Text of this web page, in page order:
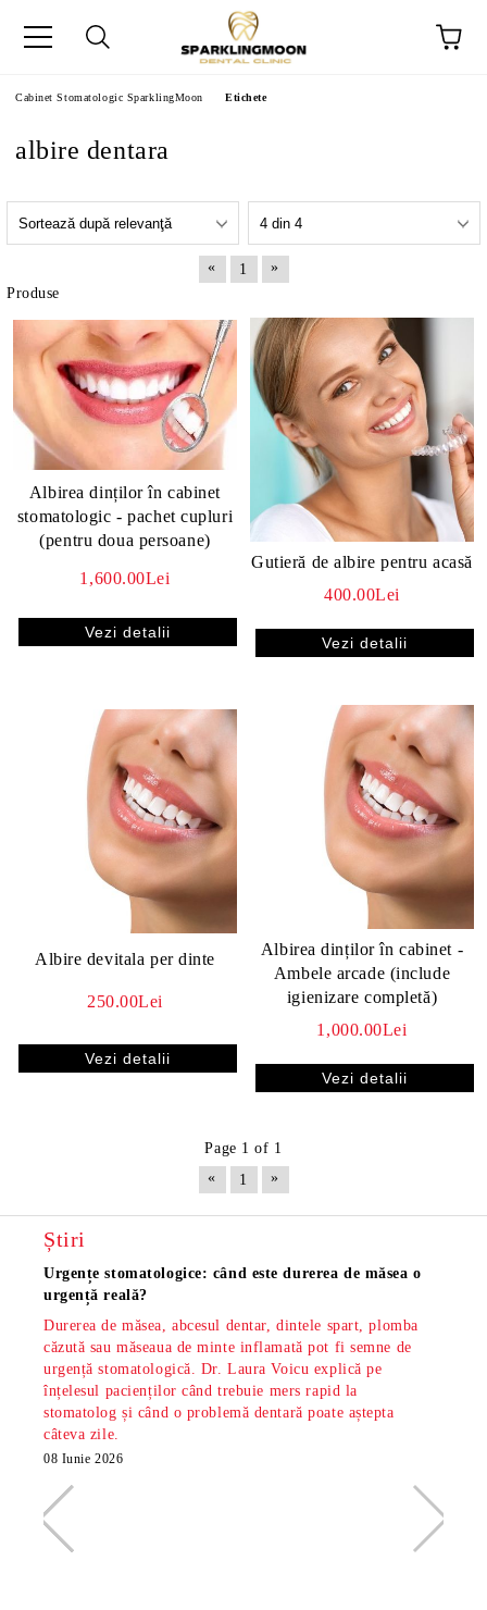
Cabinet Stomatologic SparklingMoon Etichete
albire dentara
« 1
»
Produse
Albirea dinților în cabinet
stomatologic - pachet cupluri
(pentru doua persoane)
1,600.00Lei
Vezi detalii
Gutieră de albire pentru acasă
400.00Lei
Vezi detalii
Albire devitala per dinte
250.00Lei
Vezi detalii
Albirea dinților în cabinet -
Ambele arcade (include
igienizare completă)
1,000.00Lei
Vezi detalii
Page 1 of 1
«
1 »
Știri
Urgențe stomatologice: când este durerea de măsea o
urgență reală?
Durerea de măsea, abcesul dentar, dintele spart, plomba
căzută sau măseaua de minte inflamată pot fi semne de
urgență stomatologică. Dr. Laura Voicu explică pe
înțelesul pacienților când trebuie mers rapid la
stomatolog și când o problemă dentară poate aștepta
câteva zile.
08 Iunie 2026